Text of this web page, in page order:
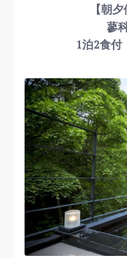
【朝
蓼
1泊2食